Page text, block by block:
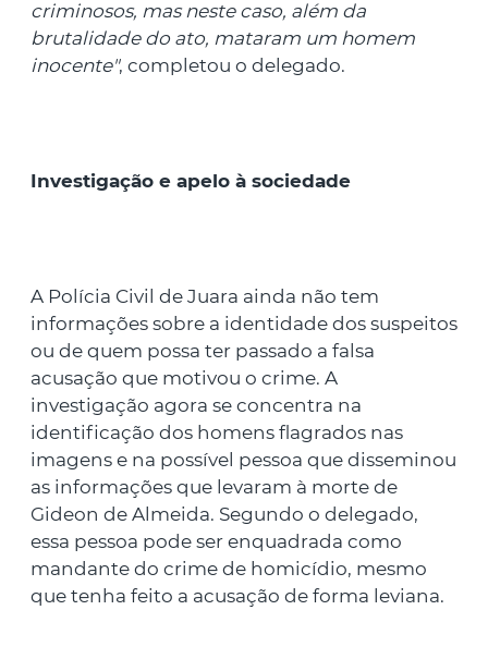
criminosos, mas neste caso, além da
brutalidade do ato, mataram um homem
inocente", completou o delegado.
Investigação e apelo à sociedade
A Polícia Civil de Juara ainda não tem
informações sobre a identidade dos suspeitos
ou de quem possa ter passado a falsa
acusação que motivou o crime. A
investigação agora se concentra na
identificação dos homens flagrados nas
imagens e na possível pessoa que disseminou
as informações que levaram à morte de
Gideon de Almeida. Segundo o delegado,
essa pessoa pode ser enquadrada como
mandante do crime de homicídio, mesmo
que tenha feito a acusação de forma leviana.